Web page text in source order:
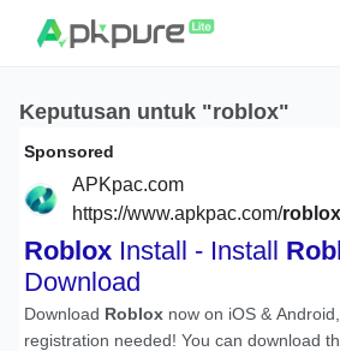
Keputusan untuk "roblox"